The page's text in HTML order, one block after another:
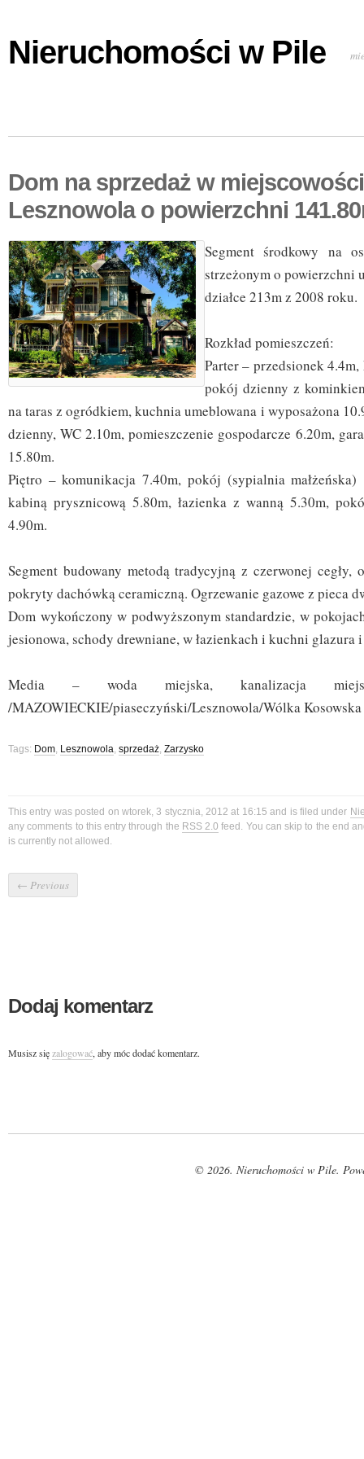
Nieruchomości w Pile
Dom na sprzedaż w miejscowości
Lesznowola o powierzchni
Segment środkowy na
strzeżonym o powierzchni
działce 213m z 2008 roku.
Rozkład pomieszczeń:
Parter – przedsionek
pokój dzienny z
na taras z ogródkiem, kuchnia umeblowana i wyposażona
dzienny, WC 2.10m, pomieszczenie gospodarcze 6.20m,
15.80m.
Piętro – komunikacja 7.40m, pokój (sypialnia małżeńska)
kabiną prysznicową 5.80m, łazienka z wanną 5.30m,
4.90m.
Segment budowany metodą tradycyjną z czerwonej cegły,
pokryty dachówką ceramiczną. Ogrzewanie gazowe z pieca
Dom wykończony w podwyższonym standardzie, w
jesionowa, schody drewniane, w łazienkach i kuchni glazura
Media – woda miejska, kanalizacja
/MAZOWIECKIE/piaseczyński/Lesznowola/Wólka Kosowska
Tags: Dom, Lesznowola, sprzedaż, Zarzysko
This entry was posted on wtorek, 3 stycznia, 2012 at 16:15 and is filed under
any comments to this entry through the RSS 2.0 feed. You can skip to the end
is currently not allowed.
← Previous
Dodaj komentarz
Musisz sięzalogować, aby móc dodać komentarz.
© 2026. Nieruchomości w Pile.